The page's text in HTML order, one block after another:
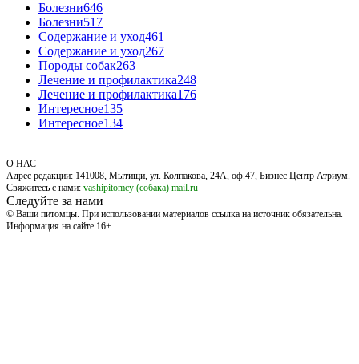
Болезни646
Болезни517
Содержание и уход461
Содержание и уход267
Породы собак263
Лечение и профилактика248
Лечение и профилактика176
Интересное135
Интересное134
О НАС
Адрес редакции: 141008, Мытищи, ул. Колпакова, 24А, оф.47, Бизнес Центр Атриум.
Свяжитесь с нами: vashipitomcy (собака) mail.ru
Следуйте за нами
© Ваши питомцы. При использовании материалов ссылка на источник обязательна.
Информация на сайте 16+